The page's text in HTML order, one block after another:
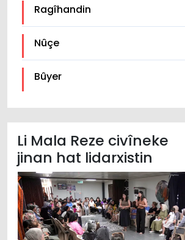
Ragîhandin
Nûçe
Bûyer
Li Mala Reze civîneke
jinan hat lidarxistin